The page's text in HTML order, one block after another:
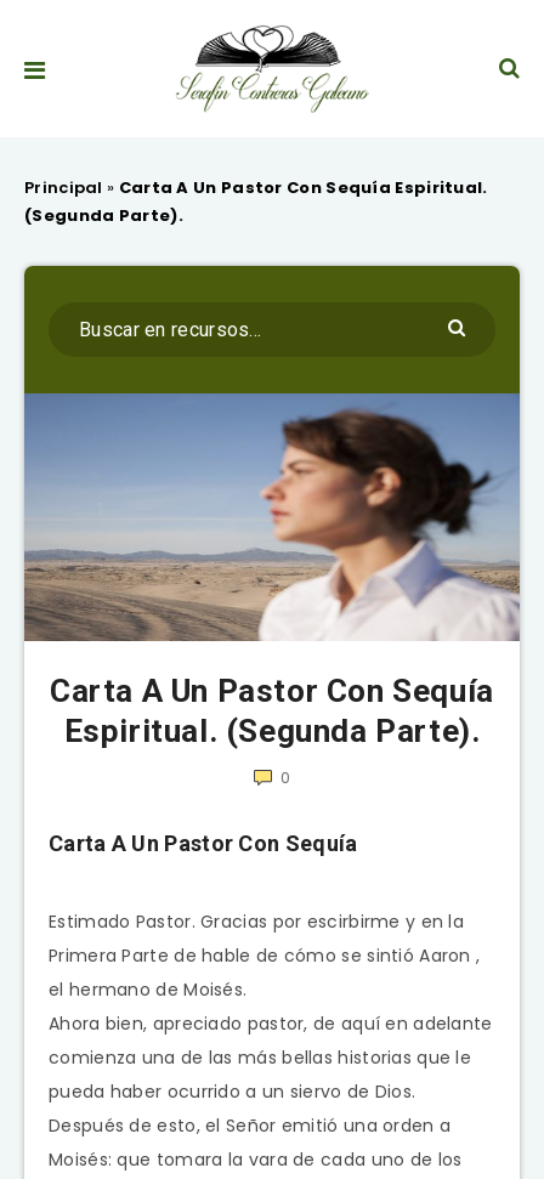
Principal » Carta A Un Pastor Con Sequía Espiritual.
(Segunda Parte).
Carta A Un Pastor Con Sequía
Espiritual. (Segunda Parte).
0
Carta A Un Pastor Con Sequía
Estimado Pastor. Gracias por escirbirme y en la
Primera Parte de hable de cómo se sintió Aaron ,
el hermano de Moisés.
Ahora bien, apreciado pastor, de aquí en adelante
comienza una de las más bellas historias que le
pueda haber ocurrido a un siervo de Dios.
Después de esto, el Señor emitió una orden a
Moisés: que tomara la vara de cada uno de los